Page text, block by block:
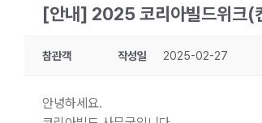
[안내] 2025 코리아빌드위크(
참관객 작성일 2025-02-27
안녕하세요.